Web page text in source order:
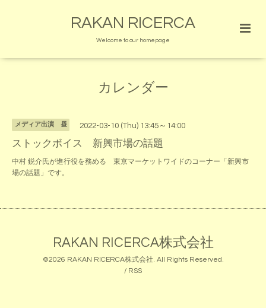
RAKAN RICERCA
Welcome to our homepage
カレンダー
メディア出演 昼 2022-03-10 (Thu) 13:45～14:00
ストックボイス 新興市場の話題
中村 鋭介氏が進行役を務める 東京マーケットワイドのコーナー「新興市
場の話題」です。
RAKAN RICERCA株式会社
©2026 RAKAN RICERCA株式会社. All Rights Reserved.
/ RSS